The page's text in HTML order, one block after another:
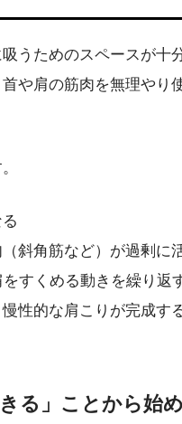
うためのスペースが十
や肩の筋肉を無理やり
斜角筋など）が過剰に
すくめる動きを繰り返
性的な肩こりが完成す
る」ことから始